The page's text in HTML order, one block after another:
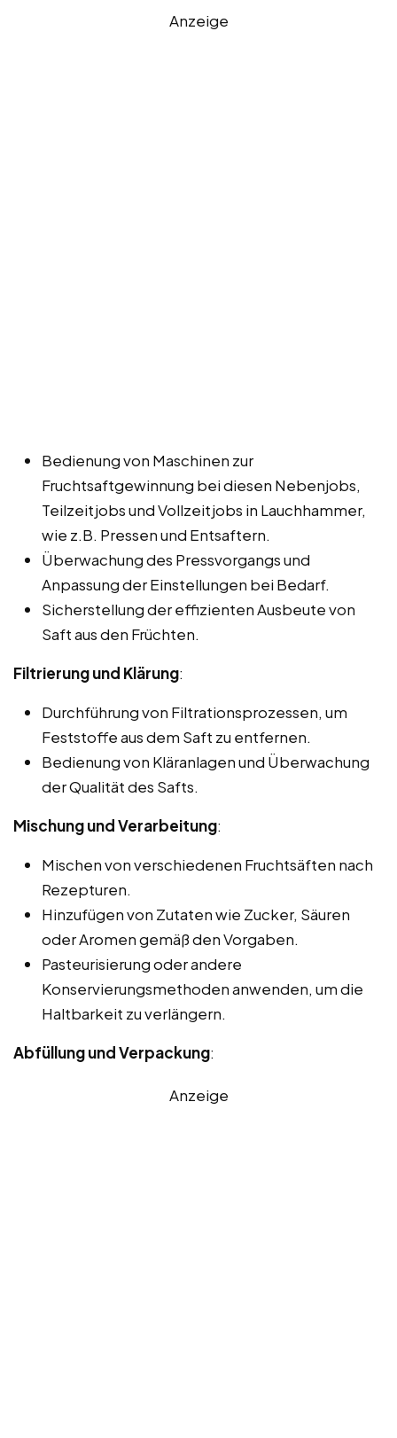
Anzeige
Bedienung von Maschinen zur
Fruchtsaftgewinnung bei diesen Nebenjobs,
Teilzeitjobs und Vollzeitjobs in Lauchhammer,
wie z.B. Pressen und Entsaftern.
Überwachung des Pressvorgangs und
Anpassung der Einstellungen bei Bedarf.
Sicherstellung der effizienten Ausbeute von
Saft aus den Früchten.
Filtrierung und Klärung:
Durchführung von Filtrationsprozessen, um
Feststoffe aus dem Saft zu entfernen.
Bedienung von Kläranlagen und Überwachung
der Qualität des Safts.
Mischung und Verarbeitung:
Mischen von verschiedenen Fruchtsäften nach
Rezepturen.
Hinzufügen von Zutaten wie Zucker, Säuren
oder Aromen gemäß den Vorgaben.
Pasteurisierung oder andere
Konservierungsmethoden anwenden, um die
Haltbarkeit zu verlängern.
Abfüllung und Verpackung:
Anzeige